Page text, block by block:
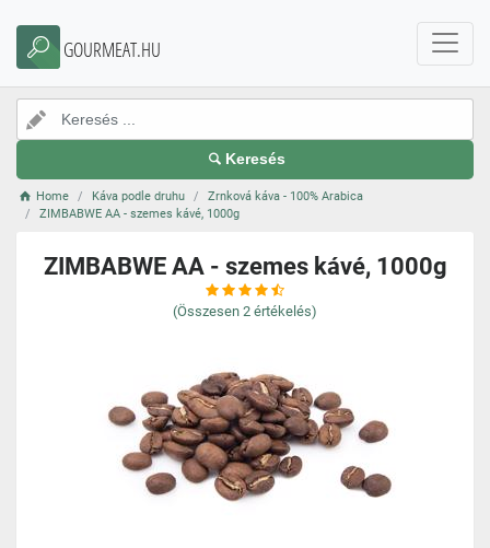
GOURMEAT.HU
Keresés
Home Káva podle druhu
Zrnková káva - 100% Arabica
ZIMBABWE AA - szemes kávé, 1000g
ZIMBABWE AA - szemes kávé, 1000g
(Összesen 2 értékelés)